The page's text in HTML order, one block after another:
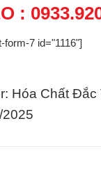
:
form-7 id="1116"]
Hóa Chất